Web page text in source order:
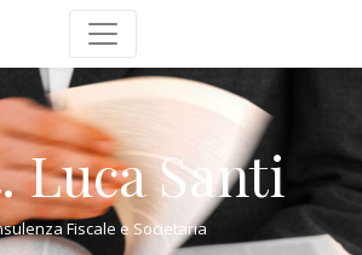
Luca Santi
Fiscale e Societaria